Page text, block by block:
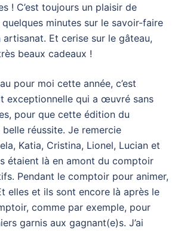
! C’est toujours un plaisir de
minutes sur le savoir-faire
artisanat. Et cerise sur le gâteau,
beaux cadeaux !
pour moi cette année, c’est
exceptionnelle qui a œuvré sans
pour que cette édition du
réussite. Je remercie
Katia, Cristina, Lionel, Lucian et
étaient là en amont du comptoir
Pendant le comptoir pour animer,
elles et ils sont encore là après le
comme par exemple, pour
garnis aux gagnant(e)s. J’ai